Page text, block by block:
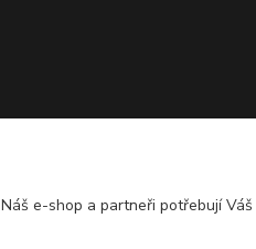
Náš e-shop a partneři potřebují Váš